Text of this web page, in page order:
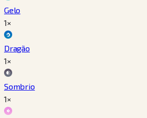
Gelo
1×
Dragão
1×
Sombrio
1×